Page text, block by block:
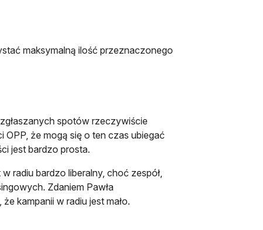
maksymalną ilość przeznaczonego
spotów rzeczywiście
że mogą się o ten czas ubiegać
jest bardzo prosta.
radiu bardzo liberalny, choć zespół,
Zdaniem Pawła
kampanii w radiu jest mało.